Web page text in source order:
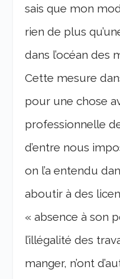
sais que mon
rien de plus
dans l’océan des
Cette mesure
pour une chose
professionnelle
d’entre nous
on l’a entendu
aboutir à des
« absence à son
l’illégalité des
manger, n’ont